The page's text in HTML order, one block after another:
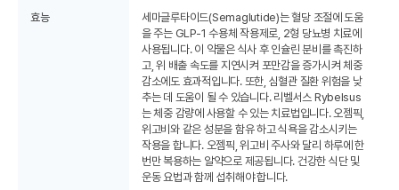
효능
세마글루타이드(Semaglutide)는 혈당 조절에 도움
을 주는 GLP-1 수용체 작용제로, 2형 당뇨병 치료에
사용됩니다. 이 약물은 식사 후 인슐린 분비를 촉진하
고, 위 배출 속도를 지연시켜 포만감을 증가시켜 체중
감소에도 효과적입니다. 또한, 심혈관 질환 위험을 낮
추는 데 도움이 될 수 있습니다. 리벨서스 Rybelsus
는 체중 감량에 사용할 수 있는 치료법입니다. 오젬픽,
위고비와 같은 성분을 함유 하고 식욕을 감소시키는
작용을 합니다. 오젬픽, 위고비 주사와 달리 하루에 한
번만 복용하는 알약으로 제공됩니다. 건강한 식단 및
운동 요법과 함께 섭취해야 합니다.